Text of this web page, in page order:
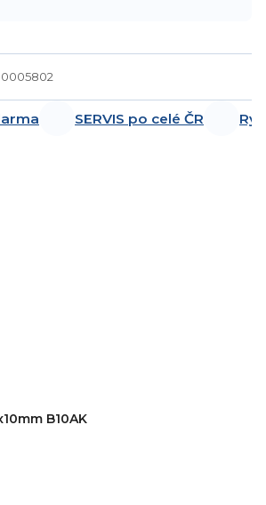
SERVIS po celé ČR
B10AK